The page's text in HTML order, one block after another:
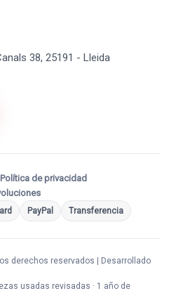
38, 25191 - Lleida
Política de privacidad
PayPal Transferencia
derechos reservados | Desarrollado
usadas revisadas · 1 año de